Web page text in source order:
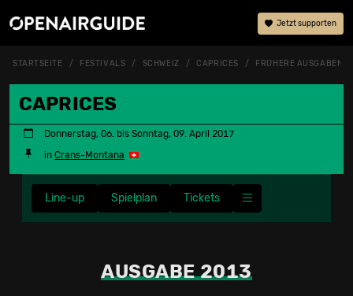
Jetzt supporten
STARTSEITE FESTIVALS SCHWEIZ CAPRICES FRÜHERE AUSGABEN
CAPRICES
Donnerstag, 06. bis Sonntag, 09. April 2017
in Crans-Montana
Line-up Spielplan Tickets
AUSGABE 2013